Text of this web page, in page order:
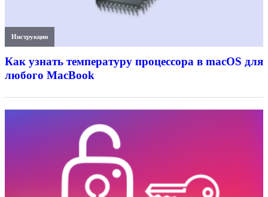
Инструкции
Как узнать температуру процессора в macOS для
любого MacBook